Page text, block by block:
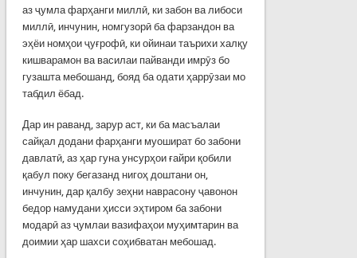
аз ҷумла фарҳанги миллӣ, ки забон ва либоси
миллӣ, инчунин, номгузорӣ ба фарзандон ва
эҳёи номҳои ҷуғрофӣ, ки ойинаи таърихи халқу
кишварамон ва василаи пайванди имрӯз бо
гузашта мебошанд, бояд ба одати ҳаррӯзаи мо
табдил ёбад.
Дар ин раванд, зарур аст, ки ба масъалаи
сайқал додани фарҳанги муошират бо забони
давлатӣ, аз ҳар гуна унсурҳои ғайри қобили
қабул поку бегазанд нигоҳ доштани он,
инчунин, дар қалбу зеҳни наврасону ҷавонон
бедор намудани ҳисси эҳтиром ба забони
модарӣ аз ҷумлаи вазифаҳои муҳимтарин ва
доимии ҳар шахси соҳибватан мебошад.